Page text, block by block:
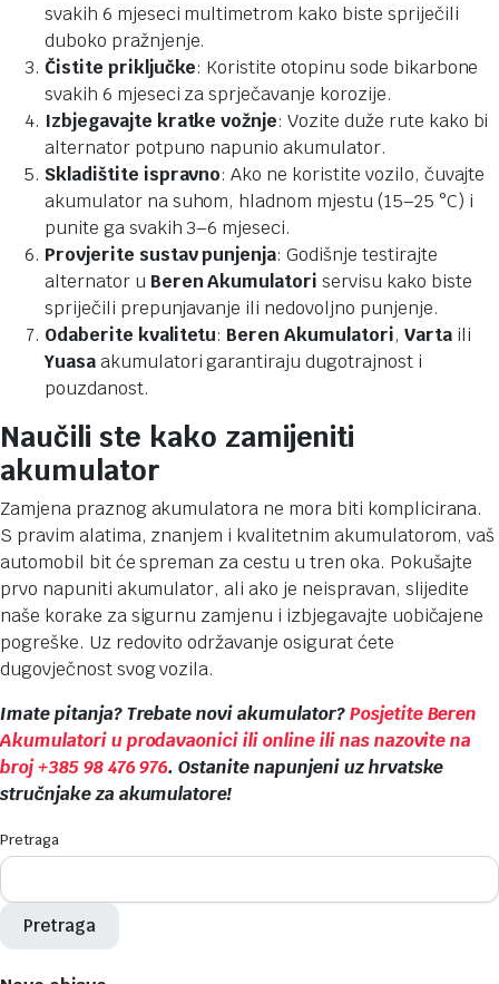
svakih 6 mjeseci multimetrom kako biste spriječili
duboko pražnjenje.
Čistite priključke: Koristite otopinu sode bikarbone
svakih 6 mjeseci za sprječavanje korozije.
Izbjegavajte kratke vožnje: Vozite duže rute kako bi
alternator potpuno napunio akumulator.
Skladištite ispravno: Ako ne koristite vozilo, čuvajte
akumulator na suhom, hladnom mjestu (15–25 °C) i
punite ga svakih 3–6 mjeseci.
Provjerite sustav punjenja: Godišnje testirajte
alternator u Beren Akumulatori servisu kako biste
spriječili prepunjavanje ili nedovoljno punjenje.
Odaberite kvalitetu: Beren Akumulatori, Vartaili
Yuasaakumulatori garantiraju dugotrajnost i
pouzdanost.
Naučili ste kako zamijeniti
akumulator
Zamjena praznog akumulatora ne mora biti komplicirana.
S pravim alatima, znanjem i kvalitetnim akumulatorom, vaš
automobil bit će spreman za cestu u tren oka. Pokušajte
prvo napuniti akumulator, ali ako je neispravan, slijedite
naše korake za sigurnu zamjenu i izbjegavajte uobičajene
pogreške. Uz redovito održavanje osigurat ćete
dugovječnost svog vozila.
Imate pitanja? Trebate novi akumulator?Posjetite Beren
Akumulatori u prodavaonici ili onlineili nas nazovite na
broj+385 98 476 976. Ostanite napunjeni uz hrvatske
stručnjake za akumulatore!
Pretraga
Pretraga